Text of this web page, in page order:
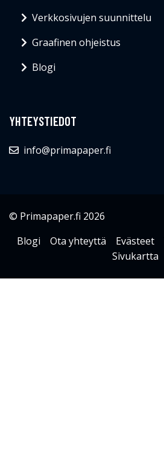
Verkkosivujen suunnittelu
Graafinen ohjeistus
Blogi
YHTEYSTIEDOT
info@primapaper.fi
© Primapaper.fi 2026
Blogi
Ota yhteyttä Evästeet
Sivukartta